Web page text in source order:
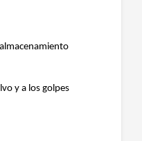
y a los golpes